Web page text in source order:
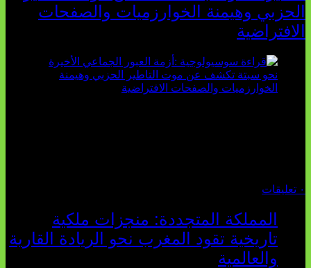
الحزبي وهيمنة الخوارزميات والصفحات
الافتراضية
٠ تعليقات
المملكة المتجددة: منجزات ملكية
تاريخية تقود المغرب نحو الريادة القارية
والعالمية